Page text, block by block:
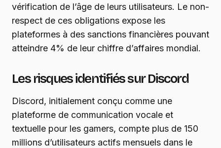
vérification de l’âge de leurs utilisateurs. Le non-
respect de ces obligations expose les
plateformes à des sanctions financières pouvant
atteindre 4% de leur chiffre d’affaires mondial.
Les risques identifiés sur Discord
Discord, initialement conçu comme une
plateforme de communication vocale et
textuelle pour les gamers, compte plus de 150
millions d’utilisateurs actifs mensuels dans le